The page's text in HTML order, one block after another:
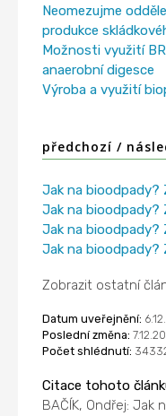
Neomezujme
produkce
Možnosti využití
anaerobní digesce
Výroba a využití
předchozí /
Jak na bioodpady?
Jak na bioodpady?
Jak na bioodpady?
Jak na bioodpady?
Zobrazit ostatní
Datum uveřejnění:
Poslední změna:
Počet shlédnutí:
Citace tohoto
BAČÍK, Ondřej: Jak